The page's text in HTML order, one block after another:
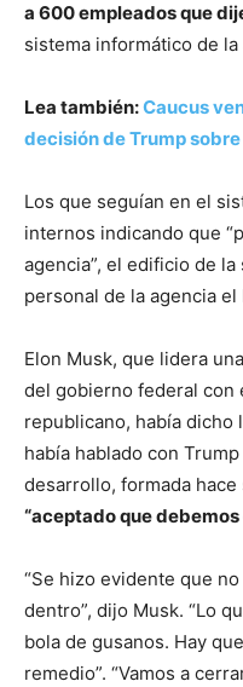
a 600 empleados que
sistema informático de
Lea también:Caucus
decisión de Trump
Los que seguían en el
internos indicando que
agencia”, el edificio de
personal de la agencia
Elon Musk, que lidera
del gobierno federal con
republicano, había dicho
había hablado con
desarrollo, formada hace
“aceptado que
“Se hizo evidente que
dentro”, dijo Musk. “Lo
bola de gusanos. Hay
remedio”. “Vamos a